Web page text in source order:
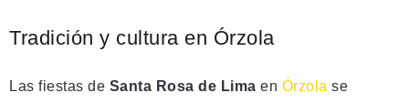
Tradición y cultura en Órzola
Las fiestas de Santa Rosa de Lima en Órzola se